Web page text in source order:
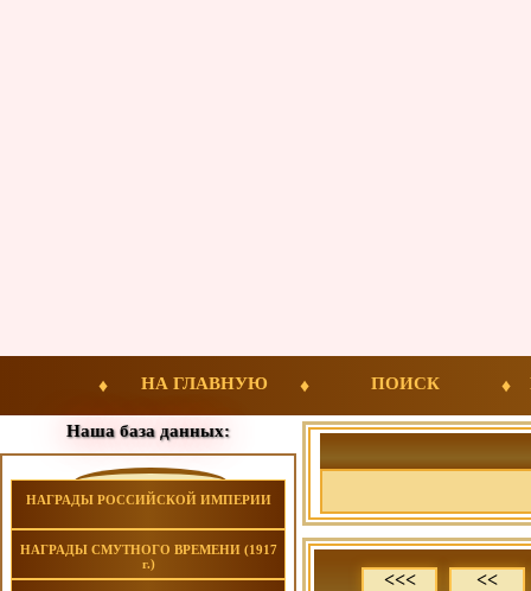
НА ГЛАВНУЮ ПОИСК
Наша база данных:
НАГРАДЫ РОССИЙСКОЙ ИМПЕРИИ
НАГРАДЫ СМУТНОГО ВРЕМЕНИ (1917
г.)
<<< <<